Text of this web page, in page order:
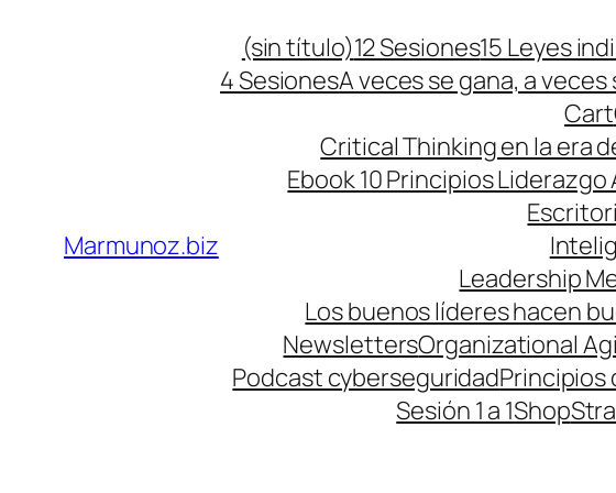
Marmunoz.biz
(sin título)12 Sesiones15 Leyes
4 SesionesA veces se gana, a
Cart
Critical Thinking en la era
Ebook 10 Principios Liderazgo
Leadership
Los buenos líderes hacen
NewslettersOrganizational
Podcast cyberseguridadPrincipios
Sesión 1 a 1Shop